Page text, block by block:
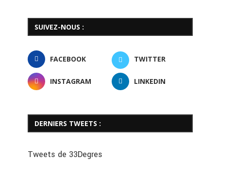
SUIVEZ-NOUS :
FACEBOOK TWITTER
INSTAGRAM LINKEDIN
DERNIERS TWEETS :
Tweets de 33Degres